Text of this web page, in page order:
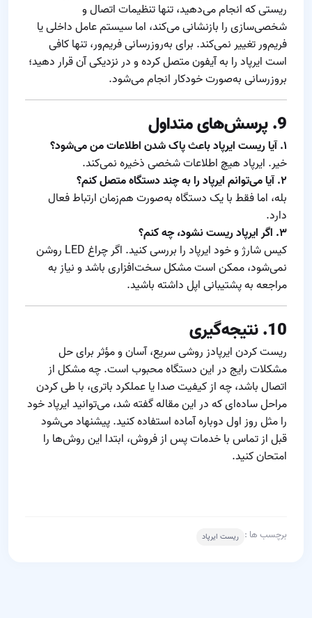
ریستی که انجام می‌دهید، تنها تنظیمات اتصال و
شخصی‌سازی را بازنشانی می‌کند، اما سیستم عامل داخلی یا
فریم‌ور تغییر نمی‌کند. برای به‌روزرسانی فریم‌ور، تنها کافی
است ایرپاد را به آیفون متصل کرده و در نزدیکی آن قرار دهید؛
بروزرسانی به‌صورت خودکار انجام می‌شود.
9. پرسش‌های متداول
۱. آیا ریست ایرپاد باعث پاک شدن اطلاعات من می‌شود؟
خیر. ایرپاد هیچ اطلاعات شخصی ذخیره نمی‌کند.
۲. آیا می‌توانم ایرپاد را به چند دستگاه متصل کنم؟
بله، اما فقط با یک دستگاه به‌صورت هم‌زمان ارتباط فعال
دارد.
۳. اگر ایرپاد ریست نشود، چه کنم؟
کیس شارژ و خود ایرپاد را بررسی کنید. اگر چراغ LED روشن
نمی‌شود، ممکن است مشکل سخت‌افزاری باشد و نیاز به
مراجعه به پشتیبانی اپل داشته باشید.
10. نتیجه‌گیری
ریست کردن ایرپادز روشی سریع، آسان و مؤثر برای حل
مشکلات رایج در این دستگاه محبوب است. چه مشکل از
اتصال باشد، چه از کیفیت صدا یا عملکرد باتری، با طی کردن
مراحل ساده‌ای که در این مقاله گفته شد، می‌توانید ایرپاد خود
را مثل روز اول دوباره آماده استفاده کنید. پیشنهاد می‌شود
قبل از تماس با خدمات پس از فروش، ابتدا این روش‌ها را
امتحان کنید.
برچسب ها : ریست ایرپاد